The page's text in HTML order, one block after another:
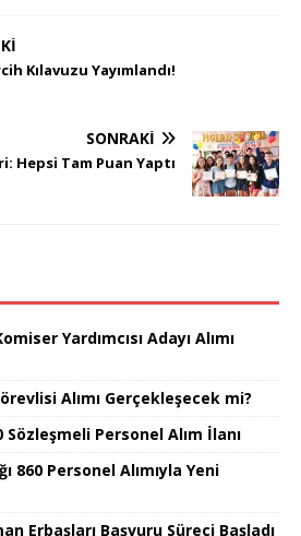
Kılavuzu Yayımlandı!
SONRAKI
Hepsi Tam Puan Yaptı
Yardımcısı Adayı Alımı
Alımı Gerçekleşecek mi?
Personel Alım İlanı
860 Personel Alımıyla Yeni
Erbaşları Başvuru Süreci Başladı